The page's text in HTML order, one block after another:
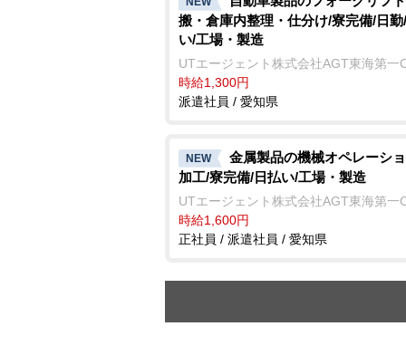
搬・倉庫内整理・仕分け/寮完備/日
い/工場・製造
UTエージェント株式会社AGT東海第一
時給1,300円
派遣社員 / 愛知県
NEW
金属製品の機械オペレーシ
加工/寮完備/日払い/工場・製造
UTエージェント株式会社AGT東海第一
時給1,600円
正社員 / 派遣社員 / 愛知県